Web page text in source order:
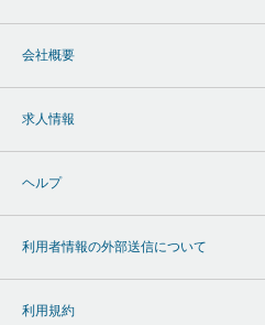
会社概要
求人情報
ヘルプ
利用者情報の外部送信について
利用規約